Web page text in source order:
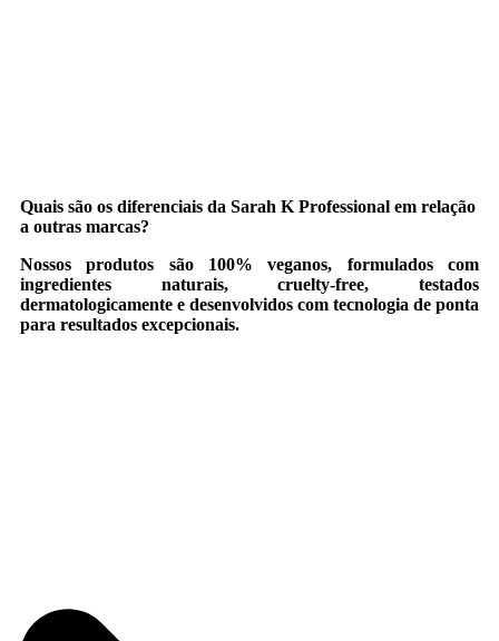
Quais são os diferenciais da Sarah K Professional em relação
a outras marcas?
Nossos produtos são 100% veganos, formulados com
ingredientes naturais, cruelty-free, testados
dermatologicamente e desenvolvidos com tecnologia de ponta
para resultados excepcionais.